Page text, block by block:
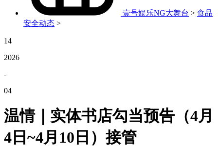
壹号娱乐NG大舞台 > 食品
安全动态 >
14
2026
-
04
温情｜实体书店勾当预告（4月
4日~4月10日）接管